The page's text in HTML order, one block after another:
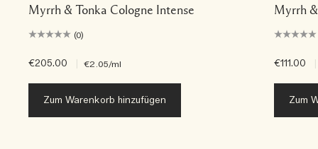
Myrrh & Tonka Cologne Intense
(0)
€205.00 €2.05/ml
Zum Warenkorb hinzufügen
Myrrh
€111.00
Zum